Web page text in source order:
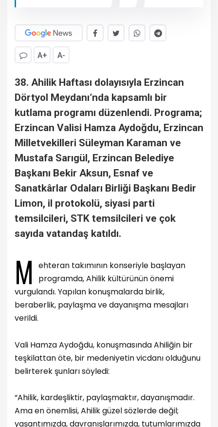
A+ A-
38. Ahilik Haftası dolayısıyla Erzincan
Dörtyol Meydanı’nda kapsamlı bir
kutlama programı düzenlendi. Programa;
Erzincan Valisi Hamza Aydoğdu, Erzincan
Milletvekilleri Süleyman Karaman ve
Mustafa Sarıgül, Erzincan Belediye
Başkanı Bekir Aksun, Esnaf ve
Sanatkârlar Odaları Birliği Başkanı Bedir
Limon, il protokolü, siyasi parti
temsilcileri, STK temsilcileri ve çok
sayıda vatandaş katıldı.
M
ehteran takımının konseriyle başlayan
programda, Ahilik kültürünün önemi
vurgulandı. Yapılan konuşmalarda birlik,
beraberlik, paylaşma ve dayanışma mesajları
verildi.
Vali Hamza Aydoğdu, konuşmasında Ahiliğin bir
teşkilattan öte, bir medeniyetin vicdanı olduğunu
belirterek şunları söyledi:
“Ahilik, kardeşliktir, paylaşmaktır, dayanışmadır.
Ama en önemlisi, Ahilik güzel sözlerde değil;
yaşantımızda, davranışlarımızda, tutumlarımızda